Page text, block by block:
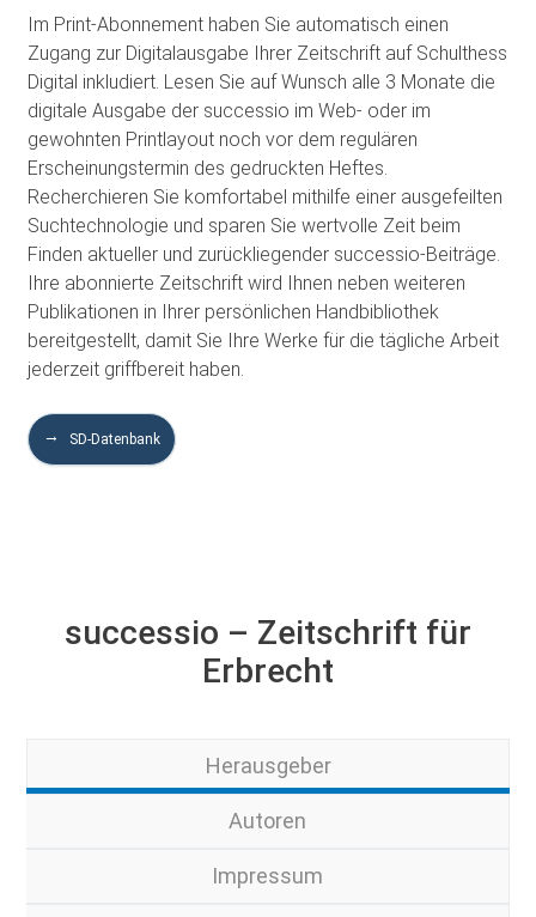
Im Print-Abonnement haben Sie automatisch einen
Zugang zur Digitalausgabe Ihrer Zeitschrift auf Schulthess
Digital inkludiert. Lesen Sie auf Wunsch alle 3 Monate die
digitale Ausgabe der successio im Web- oder im
gewohnten Printlayout noch vor dem regulären
Erscheinungstermin des gedruckten Heftes.
Recherchieren Sie komfortabel mithilfe einer ausgefeilten
Suchtechnologie und sparen Sie wertvolle Zeit beim
Finden aktueller und zurückliegender successio-Beiträge.
Ihre abonnierte Zeitschrift wird Ihnen neben weiteren
Publikationen in Ihrer persönlichen Handbibliothek
bereitgestellt, damit Sie Ihre Werke für die tägliche Arbeit
jederzeit griffbereit haben.
SD-Datenbank
successio – Zeitschrift für
Erbrecht
Herausgeber
Autoren
Impressum